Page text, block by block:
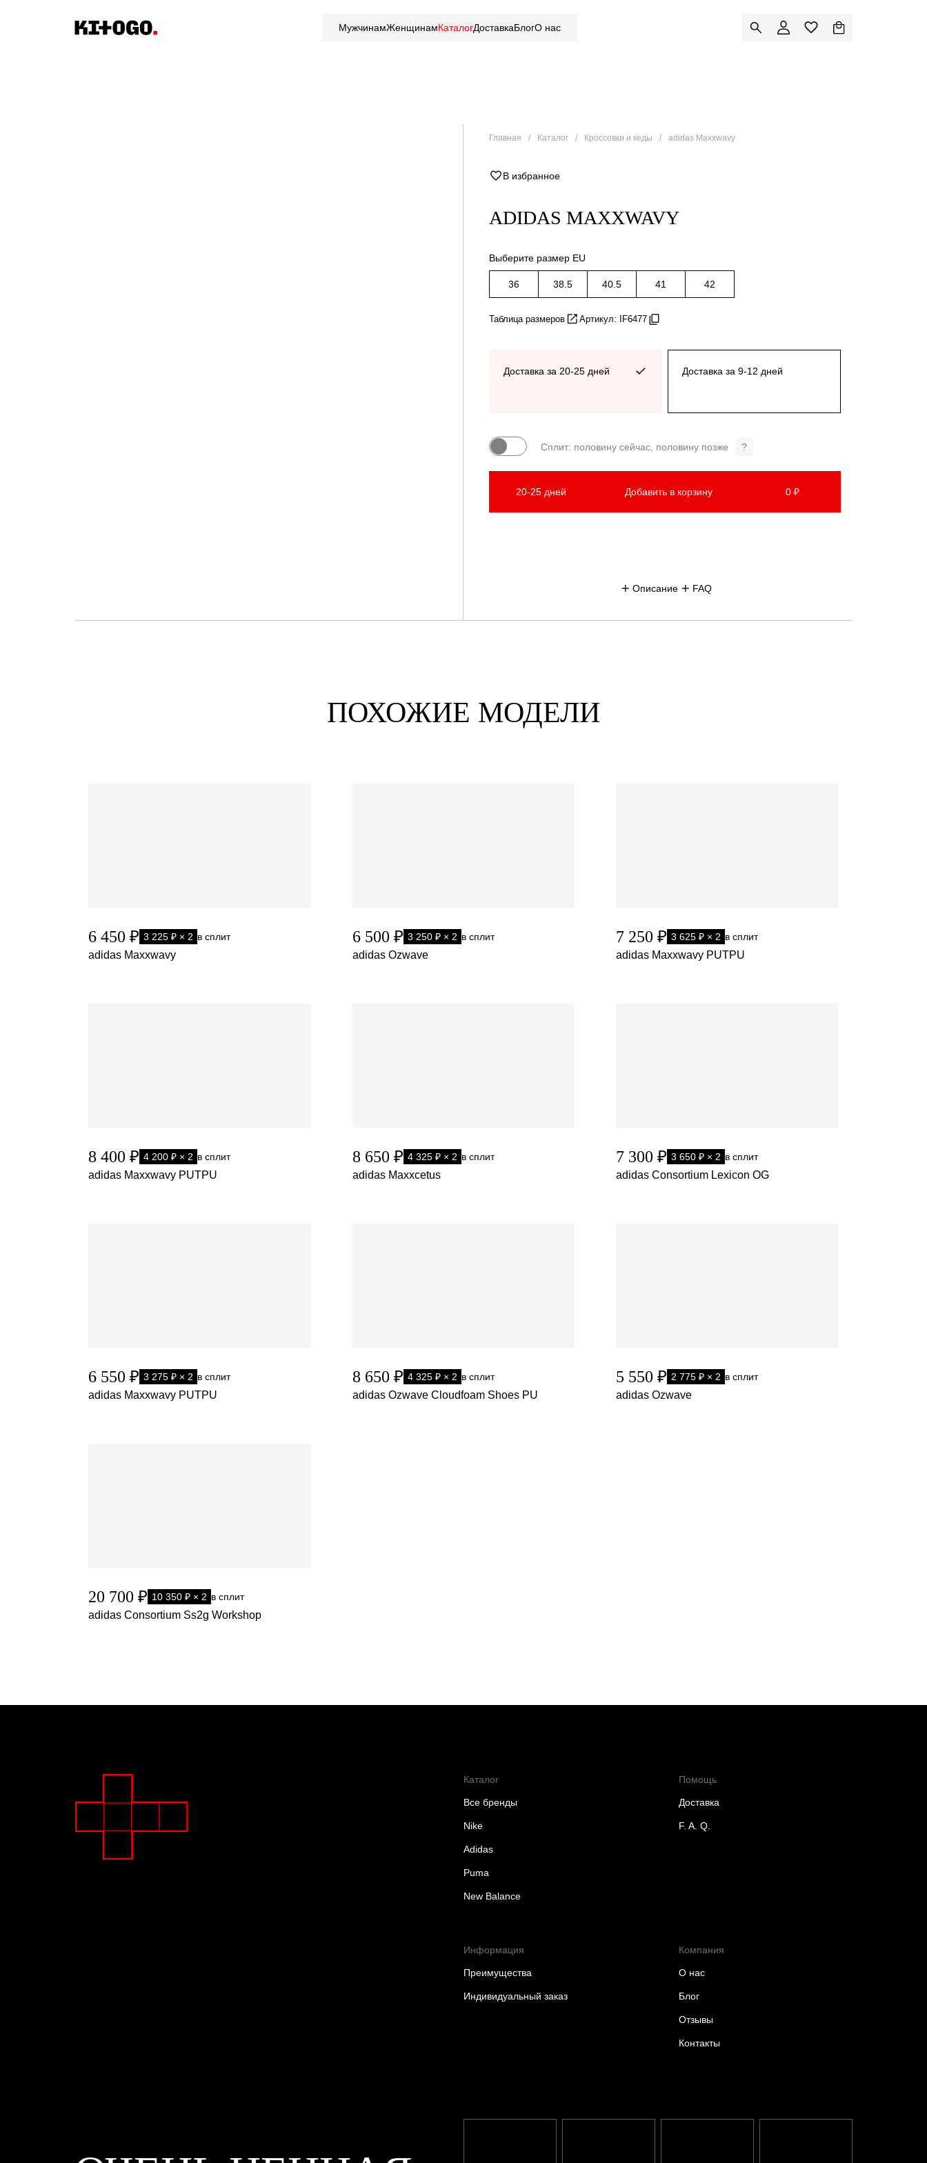
МужчинамЖенщинамКаталогДоставкаБлогО нас
Главная Каталог Кроссовки и кеды adidas Maxxwavy
ADIDAS MAXXWAVY
В избранное
Выберите размер EU
36 38.5 40.5 41 42
Таблица размеров Артикул: IF6477
Доставка за 20-25 дней Доставка за 9-12 дней
Сплит: половину сейчас, половину позже ?
20-25 дней Добавить в корзину 0 ₽
Описание FAQ
ПОХОЖИЕ МОДЕЛИ
6 450 ₽ 3 225 ₽ × 2 в сплит
adidas Maxxwavy
6 500 ₽ 3 250 ₽ × 2 в сплит
adidas Ozwave
7 250 ₽ 3 625 ₽ × 2 в сплит
adidas Maxxwavy PUTPU
8 400 ₽ 4 200 ₽ × 2 в сплит
adidas Maxxwavy PUTPU
8 650 ₽ 4 325 ₽ × 2 в сплит
adidas Maxxcetus
7 300 ₽ 3 650 ₽ × 2 в сплит
adidas Consortium Lexicon OG
6 550 ₽ 3 275 ₽ × 2 в сплит
adidas Maxxwavy PUTPU
8 650 ₽ 4 325 ₽ × 2 в сплит
adidas Ozwave Cloudfoam Shoes PU
5 550 ₽ 2 775 ₽ × 2 в сплит
adidas Ozwave
20 700 ₽ 10 350 ₽ × 2 в сплит
adidas Consortium Ss2g Workshop
Каталог
Все бренды
Nike
Adidas
Puma
New Balance
Помощь
Доставка
F. A. Q.
Информация
Преимущества
Индивидуальный заказ
Компания
О нас
Блог
Отзывы
Контакты